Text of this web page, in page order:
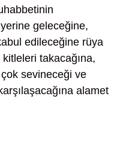
yerine geleceğine,
edileceğine rüya
takacağına,
sevineceği ve
alamet